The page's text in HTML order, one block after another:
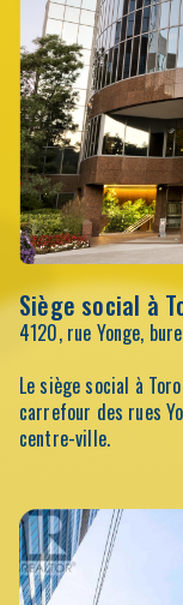
Siège social à
4120, rue Yonge,
Le siège social à
carrefour des rues
centre-ville.